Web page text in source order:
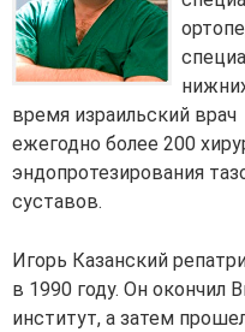
время израильский
ежегодно более 200
эндопротезирования
суставов.
Игорь Казанский
в 1990 году. Он окончил
институт, а затем